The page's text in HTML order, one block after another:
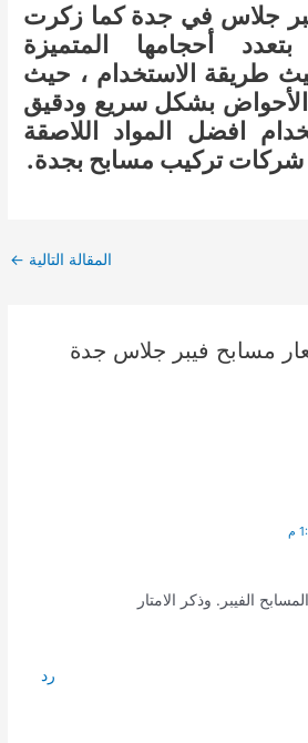
جلاس في جدة كما زكرت
أحجامها المتميزة
طريقة الاستخدام ، حيث
بشكل سريع ودقيق
افضل المواد اللاصقة
شركات تركيب مسابح بجدة.
المقالة التالية ←
مسابح فيبر جلاس جدة
الفيبر. وذكر الامتار
رد